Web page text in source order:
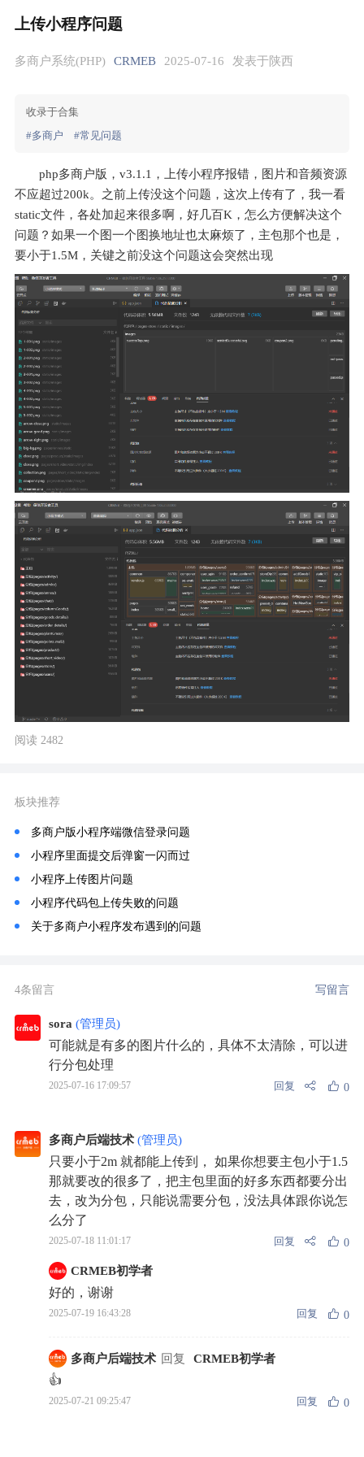
上传小程序问题
多商户系统(PHP) CRMEB 2025-07-16 发表于陕西
收录于合集
#多商户
#常见问题
php多商户版，v3.1.1，上传小程序报错，图片和音频资源
不应超过200k。之前上传没这个问题，这次上传有了，我一看
static文件，各处加起来很多啊，好几百K，怎么方便解决这个
问题？如果一个图一个图换地址也太麻烦了，主包那个也是，
要小于1.5M，关键之前没这个问题这会突然出现
阅读 2482
板块推荐
多商户版小程序端微信登录问题
小程序里面提交后弹窗一闪而过
小程序上传图片问题
小程序代码包上传失败的问题
关于多商户小程序发布遇到的问题
4条留言 写留言
sora (管理员)
可能就是有多的图片什么的，具体不太清除，可以进
行分包处理
2025-07-16 17:09:57 回复 0
多商户后端技术 (管理员)
只要小于2m 就都能上传到， 如果你想要主包小于1.5
那就要改的很多了，把主包里面的好多东西都要分出
去，改为分包，只能说需要分包，没法具体跟你说怎
么分了
2025-07-18 11:01:17 回复 0
CRMEB初学者
好的，谢谢
2025-07-19 16:43:28 回复 0
多商户后端技术 回复 CRMEB初学者
👍
2025-07-21 09:25:47 回复 0